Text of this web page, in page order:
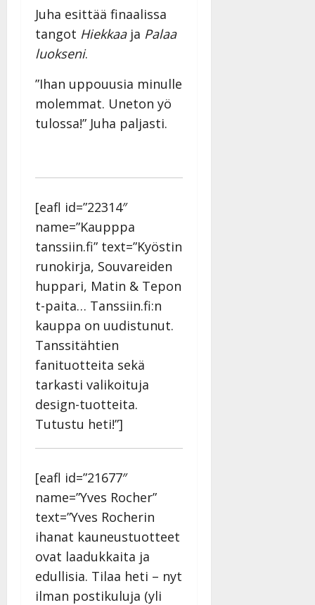
Juha esittää finaalissa
tangot Hiekkaa ja Palaa
luokseni.
”Ihan uppouusia minulle
molemmat. Uneton yö
tulossa!” Juha paljasti.
[eafl id=”22314″
name=”Kaupppa
tanssiin.fi” text=”Kyöstin
runokirja, Souvareiden
huppari, Matin & Tepon
t-paita… Tanssiin.fi:n
kauppa on uudistunut.
Tanssitähtien
fanituotteita sekä
tarkasti valikoituja
design-tuotteita.
Tutustu heti!”]
[eafl id=”21677″
name=”Yves Rocher”
text=”Yves Rocherin
ihanat kauneustuotteet
ovat laadukkaita ja
edullisia. Tilaa heti – nyt
ilman postikuluja (yli